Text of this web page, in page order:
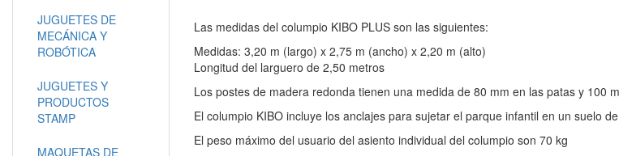
Las medidas del columpio KIBO PLUS son las siguientes:
Medidas: 3,20 m (largo) x 2,75 m (ancho) x 2,20 m (alto)
Longitud del larguero de 2,50 metros
Los postes de madera redonda tienen una medida de 80 mm en las patas y 100
El columpio KIBO incluye los anclajes para sujetar el parque infantil en un suelo
El peso máximo del usuario del asiento individual del columpio son 70 kg
JUGUETES DE
MECÁNICA Y
ROBÓTICA
JUGUETES Y
PRODUCTOS
STAMP
MAQUETAS DE